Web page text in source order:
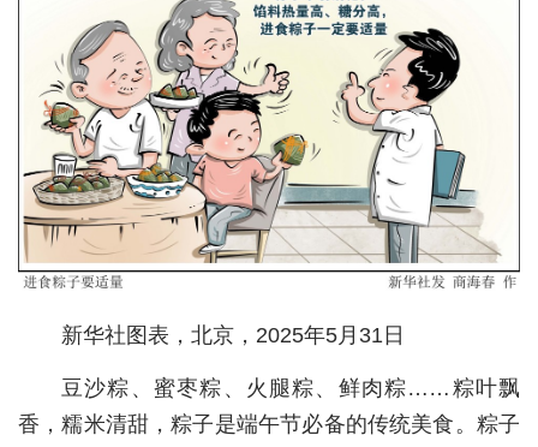
世相
环球
专题
极客圈
经济
城建
科教
健康
新华社图表，北京，2025年5月31日
豆沙粽、蜜枣粽、火腿粽、鲜肉粽……粽叶飘
香，糯米清甜，粽子是端午节必备的传统美食。粽子